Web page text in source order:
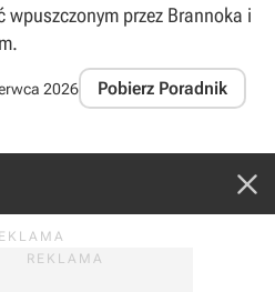
przez Brannoka i
2026 Pobierz Poradnik
